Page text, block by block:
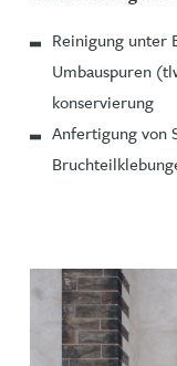
Reinigung unter
Umbauspuren
konservierung
Anfertigung von